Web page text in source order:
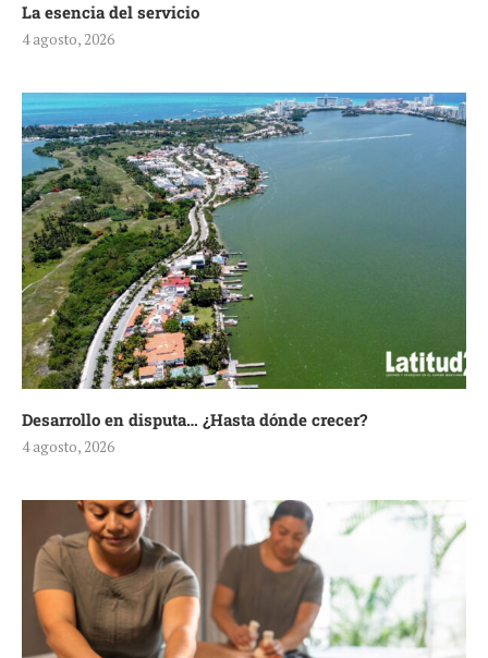
La esencia del servicio
4 agosto, 2026
Desarrollo en disputa… ¿Hasta dónde crecer?
4 agosto, 2026